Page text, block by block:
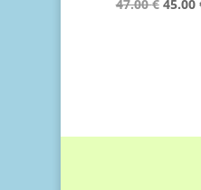
47.00€ 45.00